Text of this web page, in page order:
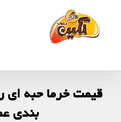
قیمت خرما حبه
بندی